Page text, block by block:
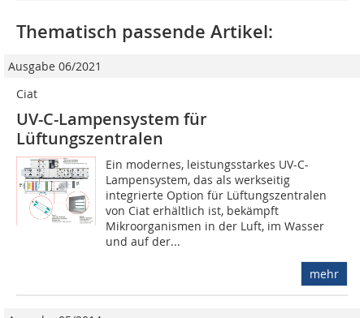
Thematisch passende Artikel:
Ausgabe 06/2021
Ciat
UV-C-Lampensystem für
Lüftungszentralen
Ein modernes, leistungsstarkes UV-C-
Lampensystem, das als werkseitig
integrierte Option für Lüftungszentralen
von Ciat erhältlich ist, bekämpft
Mikroorganismen in der Luft, im Wasser
und auf der...
mehr